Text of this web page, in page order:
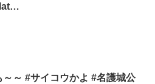
～～ #サイコウかよ #名護城公